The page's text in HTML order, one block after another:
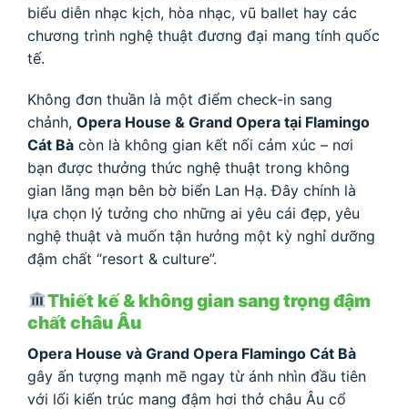
biểu diễn nhạc kịch, hòa nhạc, vũ ballet hay các
chương trình nghệ thuật đương đại mang tính quốc
tế.
Không đơn thuần là một điểm check-in sang
chảnh, Opera House & Grand Opera tại Flamingo
Cát Bà còn là không gian kết nối cảm xúc – nơi
bạn được thưởng thức nghệ thuật trong không
gian lãng mạn bên bờ biển Lan Hạ. Đây chính là
lựa chọn lý tưởng cho những ai yêu cái đẹp, yêu
nghệ thuật và muốn tận hưởng một kỳ nghỉ dưỡng
đậm chất “resort & culture”.
Thiết kế & không gian sang trọng đậm
chất châu Âu
Opera House và Grand Opera Flamingo Cát Bà
gây ấn tượng mạnh mẽ ngay từ ánh nhìn đầu tiên
với lối kiến trúc mang đậm hơi thở châu Âu cổ